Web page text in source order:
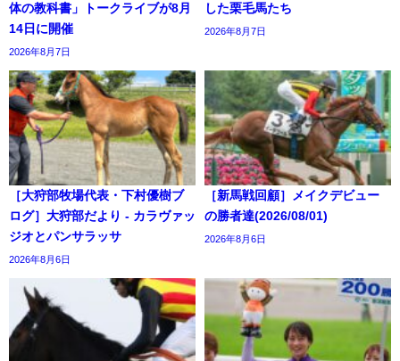
体の教科書」トークライブが8月
14日に開催
2026年8月7日
した栗毛馬たち
2026年8月7日
［大狩部牧場代表・下村優樹ブ
ログ］大狩部だより - カラヴァッ
ジオとパンサラッサ
2026年8月6日
［新馬戦回顧］メイクデビュー
の勝者達(2026/08/01)
2026年8月6日